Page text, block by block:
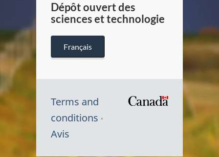
Dépôt ouvert des
sciences et technologie
Français
Terms and
conditions
Avis
Symbole